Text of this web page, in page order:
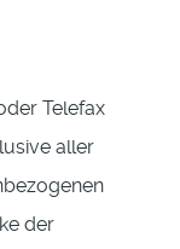
Telefax
aller
der